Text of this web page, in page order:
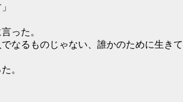
った。
なるものじゃない、誰かのために生きて
。